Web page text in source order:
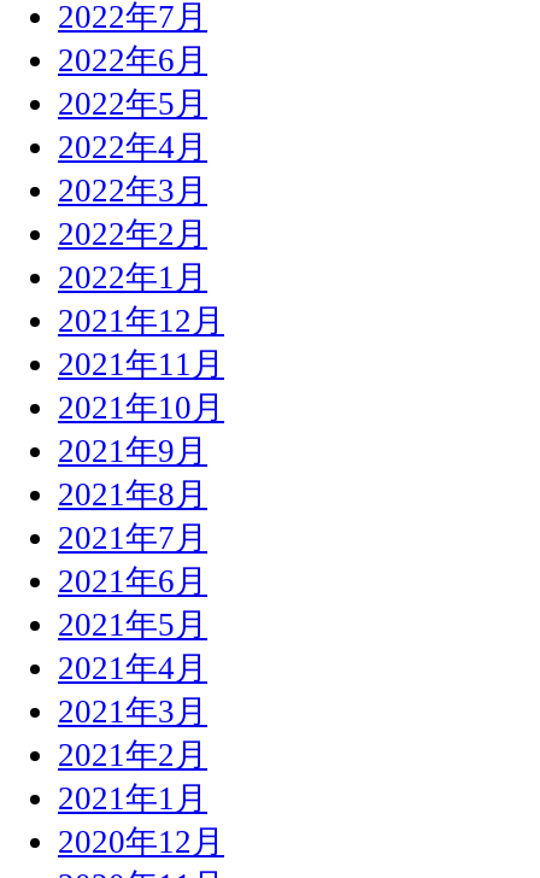
2022年7月
2022年6月
2022年5月
2022年4月
2022年3月
2022年2月
2022年1月
2021年12月
2021年11月
2021年10月
2021年9月
2021年8月
2021年7月
2021年6月
2021年5月
2021年4月
2021年3月
2021年2月
2021年1月
2020年12月